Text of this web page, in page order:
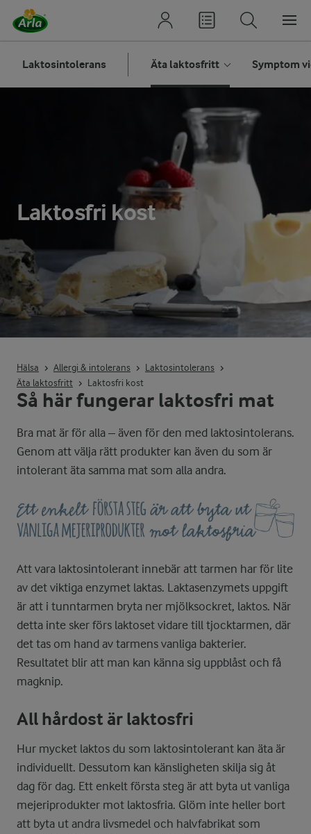
Laktosintolerans Äta laktosfritt Symptom
Laktosfri kost
Hälsa Allergi & intolerans
Laktosintolerans
Äta laktosfritt
Laktosfri kost
Så här fungerar laktosfri mat
Bra mat är för alla – även för den med laktosintolerans.
Genom att välja rätt produkter kan även du som är
intolerant äta samma mat som alla andra.
Att vara laktosintolerant innebär att tarmen har för lite
av det viktiga enzymet laktas. Laktasenzymets uppgift
är att i tunntarmen bryta ner mjölksockret, laktos. När
detta inte sker förs laktoset vidare till tjocktarmen, där
det tas om hand av tarmens vanliga bakterier.
Resultatet blir att man kan känna sig uppblåst och få
magknip.
All hårdost är laktosfri
Hur mycket laktos du som laktosintolerant kan äta är
individuellt. Dessutom kan känsligheten skilja sig åt
dag för dag. Ett enkelt första steg är att byta ut vanliga
mejeriprodukter mot laktosfria. Glöm inte heller bort
att byta ut andra livsmedel och halvfabrikat som